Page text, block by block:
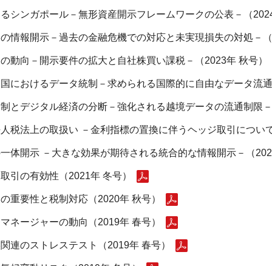
シンガポール－無形資産開示フレームワークの公表－（
情報開示－過去の金融危機での対応と未実現損失の対処－
動向－開示要件の拡大と自社株買い課税－（2023年 秋号）
におけるデータ統制－求められる国際的に自由なデータ流
とデジタル経済の分断－強化される越境データの流通制限
税法上の取扱い －金利指標の置換に伴うヘッジ取引につい
体開示 －大きな効果が期待される統合的な情報開示－（
引の有効性（2021年 冬号）
重要性と税制対応（2020年 秋号）
ネージャーの動向（2019年 春号）
連のストレステスト（2019年 春号）